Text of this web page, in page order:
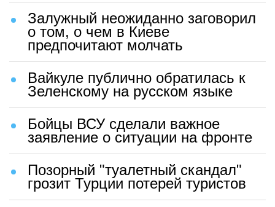
Залужный неожиданно заговорил
о том, о чем в Киеве
предпочитают молчать
Вайкуле публично обратилась к
Зеленскому на русском языке
Бойцы ВСУ сделали важное
заявление о ситуации на фронте
Позорный "туалетный скандал"
грозит Турции потерей туристов